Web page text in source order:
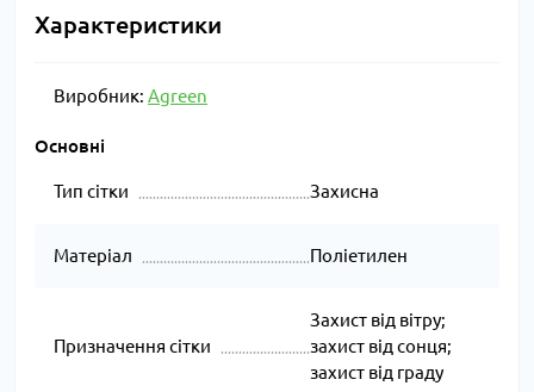
Характеристики
Виробник: Agreen
Основні
Тип сітки Захисна
Матеріал Поліетилен
Призначення сітки
Захист від вітру;
захист від сонця;
захист від граду